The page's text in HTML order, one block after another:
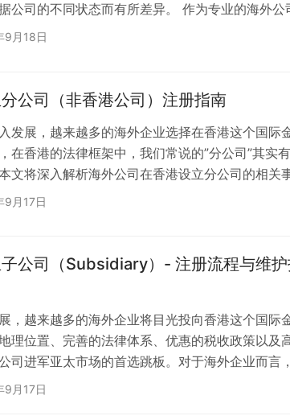
公司的不同状态而有所差异。 作为专业的海外公
借10年以上的行业经验，累计为超过2万家客户提
司可能处于三种不同的状态，每种状态的恢复方式
9月18日
公司（非香港公司）注册指南
发展，越来越多的海外企业选择在香港这个国际
在香港的法律框架中，我们常说的”分公司”其实
文将深入解析海外公司在香港设立分公司的相关
好地理解这一重要的商业架构。 🏢 什么是香港的”
9月17日
公司（Subsidiary）- 注册流程与维护
，越来越多的海外企业将目光投向香港这个国际
理位置、完善的法律体系、优惠的税收政策以及
司进军亚太市场的首选跳板。对于海外企业而言
受香港本地化经营的便利，更能有效拓展业务版图
9月17日